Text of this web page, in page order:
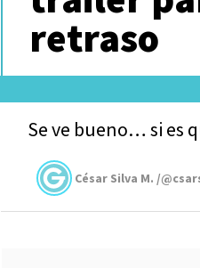
retraso
Se ve bueno… si es
César Silva M. /